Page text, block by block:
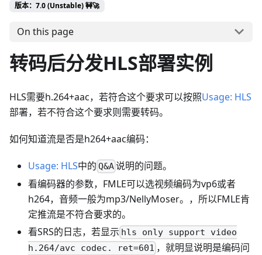
版本：7.0 (Unstable) 🚧🚀
On this page
转码后分发HLS部署实例
HLS需要h.264+aac，若符合这个要求可以按照Usage: HLS
部署，若不符合这个要求则需要转码。
如何知道流是否是h264+aac编码：
Usage: HLS中的 Q&A说明的问题。
看编码器的参数，FMLE可以选视频编码为vp6或者
h264，音频一般为mp3/NellyMoser。，所以FMLE肯
定推流是不符合要求的。
看SRS的日志，若显示 hls only support video
h.264/avc codec. ret=601 ，就明显说明是编码问